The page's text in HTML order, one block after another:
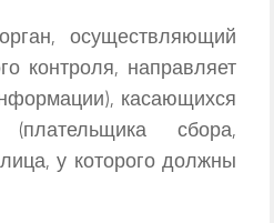
осуществляющий
контроля, направляет
касающихся
(плательщика сбора,
у которого должны